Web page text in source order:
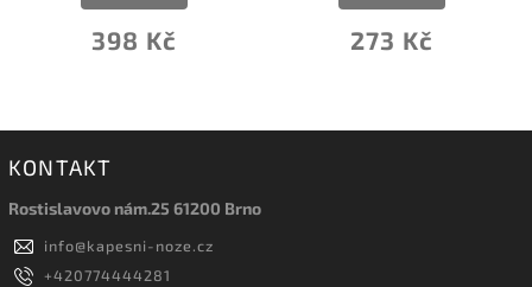
398 Kč 273 Kč
KONTAKT
Rostislavovo nám.25 61200 Brno
info@kapesni-noze.cz
+420774444281